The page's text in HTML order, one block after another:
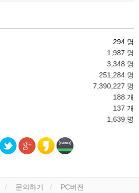
294 명
1,987 명
3,348 명
251,284 명
7,390,227 명
188 개
137 개
1,639 명
문의하기 PC버전